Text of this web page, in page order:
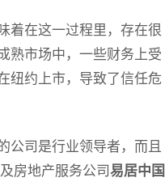
着在这一过程里，存在很
熟市场中，一些财务上受
纽约上市，导致了信任危
公司是行业领导者，而且
房地产服务公司易居中国